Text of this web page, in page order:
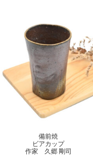
備前焼
ビアカップ
作家 久郷 剛司